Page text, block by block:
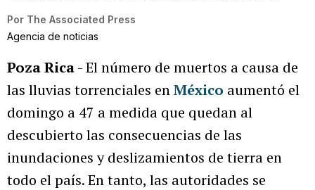
Por The Associated Press
Agencia de noticias
Poza Rica- El número de muertos a causa de
las lluvias torrenciales enMéxico aumentó el
domingo a 47 a medida que quedan al
descubierto las consecuencias de las
inundaciones y deslizamientos de tierra en
todo el país. En tanto, las autoridades se